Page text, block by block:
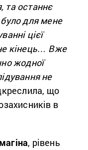
та останнє
для мене
цієї
кінець… Вже
жодної
не
що
в
, рівень